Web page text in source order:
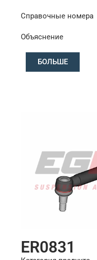
Справочные номера
Объяснение
БОЛЬШЕ
ER0831